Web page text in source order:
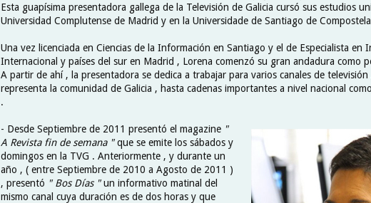
Esta guapísima presentadora gallega de la Televisión de Galicia cursó sus estudios
Universidad Complutense de Madrid y en la Universidade de Santiago de
Una vez licenciada en Ciencias de la Información en Santiago y el de Especialista en
Internacional y países del sur en Madrid , Lorena comenzó su gran andadura como
A partir de ahí , la presentadora se dedica a trabajar para varios canales de
representa la comunidad de Galicia , hasta cadenas importantes a nivel nacional
.
- Desde Septiembre de 2011 presentó el magazine "
A Revista fin de semana "que se emite los sábados y
domingos en la TVG . Anteriormente , y durante un
año , ( entre Septiembre de 2010 a Agosto de 2011 )
, presentó " Bos Días "un informativo matinal del
mismo canal cuya duración es de dos horas y que